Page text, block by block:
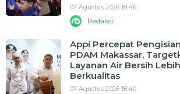
07 Agustus 2026 18:46
Redaksi
Appi Percepat
PDAM Makassar,
Layanan Air Bersih Lebih
Berkualitas
07 Agustus 2026 18:40